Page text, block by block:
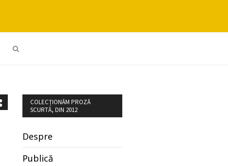
COLECȚIONĂM PROZĂ
SCURTĂ, DIN 2012
Despre
Publică